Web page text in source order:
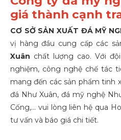
giá thành cạnh
CƠ SỞ SẢN XUẤT ĐÁ MỸ
vị hàng đầu cung cấp các
Xuân chất lượng cao. Với
nghiệm, công nghệ chế tác
mang đến các sản phẩm tinh
đá Như Xuân, đá mỹ nghệ
Cống,... vui lòng liên hệ qua
tư vấn và báo giá chi tiết.